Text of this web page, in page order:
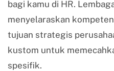
bagi kamu di HR.
menyelaraskan
tujuan strategis
kustom untuk
spesifik.